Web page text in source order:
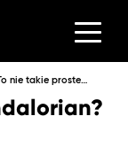
nie takie proste…